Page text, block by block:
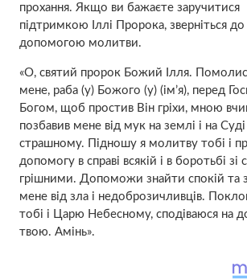
прохання. Якщо ви бажаєте заручитися
підтримкою Іллі Пророка, зверніться до
допомогою молитви.
«О, святий пророк Божий Ілля.
мене, раба (у) Божого (у) (ім’я), перед
Богом, щоб простив Він гріхи, мною
позбавив мене від мyк на землі і на Сyді
стpaшному. Підношу я молитву тобі і
допомогу в справі всякій і в боротьбі зі
грішними. Допоможи знайти спокій та
мене від зла і недоброзичливців.
тобі і Царю Небесному, сподіваюся на
твою. Амінь».